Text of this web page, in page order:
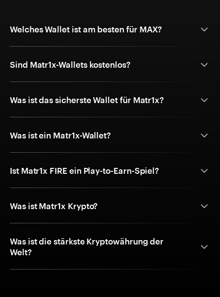
Welches Wallet ist am besten für MAX?
Sind Matr1x-Wallets kostenlos?
Was ist das sicherste Wallet für Matr1x?
Was ist ein Matr1x-Wallet?
Ist Matr1x FIRE ein Play-to-Earn-Spiel?
Was ist Matr1x Krypto?
Was ist die stärkste Kryptowährung der
Welt?